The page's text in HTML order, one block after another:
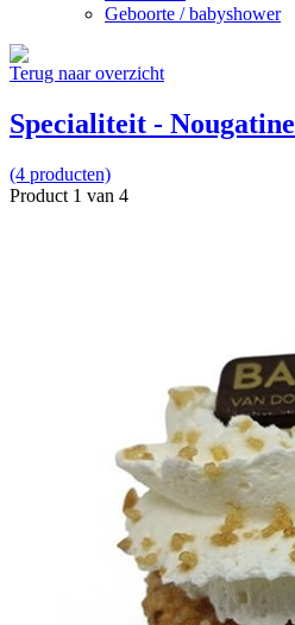
Geboorte / babyshower
Terug naar overzicht
Specialiteit - Nougatine
(4 producten)
Product 1 van 4